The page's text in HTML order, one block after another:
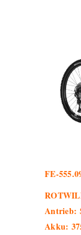
FE-
Antrieb:
Akku: